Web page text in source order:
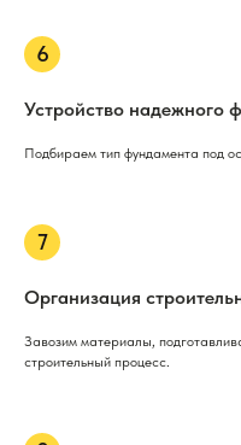
Устройство надежного
Подбираем тип фундамента под
Организация
Завозим материалы,
строительный процесс.